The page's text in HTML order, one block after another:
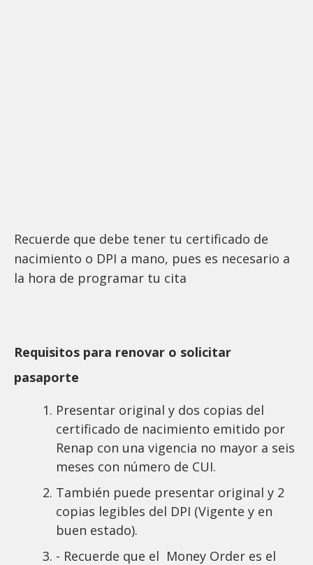
Recuerde que debe tener tu certificado de
nacimiento o DPI a mano, pues es necesario a
la hora de programar tu cita
Requisitos para renovar o solicitar
pasaporte
Presentar original y dos copias del
certificado de nacimiento emitido por
Renap con una vigencia no mayor a seis
meses con número de CUI.
También puede presentar original y 2
copias legibles del DPI (Vigente y en
buen estado).
- Recuerde que el Money Order es el